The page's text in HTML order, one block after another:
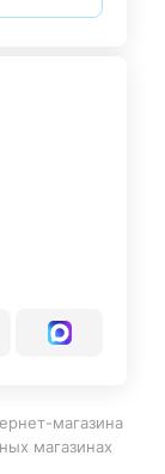
магазина
магазинах